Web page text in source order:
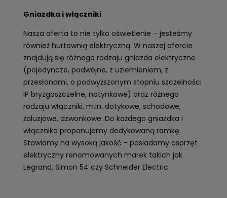
Gniazdka i włączniki
Nasza oferta to nie tylko oświetlenie – jesteśmy
również hurtownią elektryczną. W naszej ofercie
znajdują się różnego rodzaju gniazda elektryczne
(pojedyncze, podwójne, z uziemieniem, z
przesłonami, o podwyższonym stopniu szczelności
IP bryzgoszczelne, natynkowe) oraz różnego
rodzaju włączniki, m.in. dotykowe, schodowe,
żaluzjowe, dzwonkowe. Do każdego gniazdka i
włącznika proponujemy dedykowaną ramkę.
Stawiamy na wysoką jakość - posiadamy osprzęt
elektryczny renomowanych marek takich jak
Legrand, Simon 54 czy Schneider Electric.